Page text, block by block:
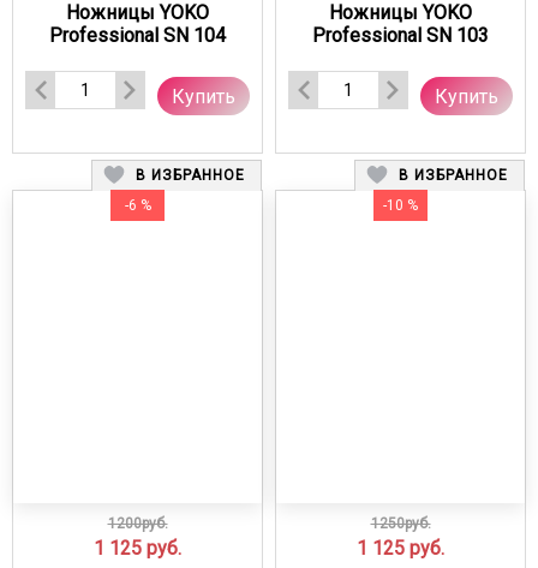
Ножницы YOKO
Professional SN 104
Купить
Ножницы YOKO
Professional SN 103
Купить
В ИЗБРАННОЕ
-6 %
1200руб.
1 125 руб.
В ИЗБРАННОЕ
-10 %
1250руб.
1 125 руб.